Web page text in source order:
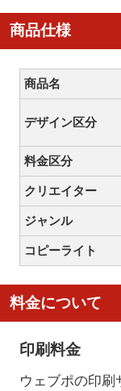
商品仕様
商品名
デザイン区分
料金区分
クリエイター
ジャンル
コピーライト
料金について
印刷料金
ウェブポの印刷